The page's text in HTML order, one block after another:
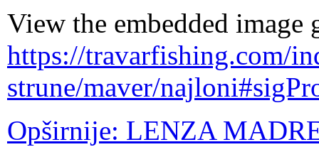
View the embedded image
https://travarfishing.com/
strune/maver/
Opširnije: LENZA